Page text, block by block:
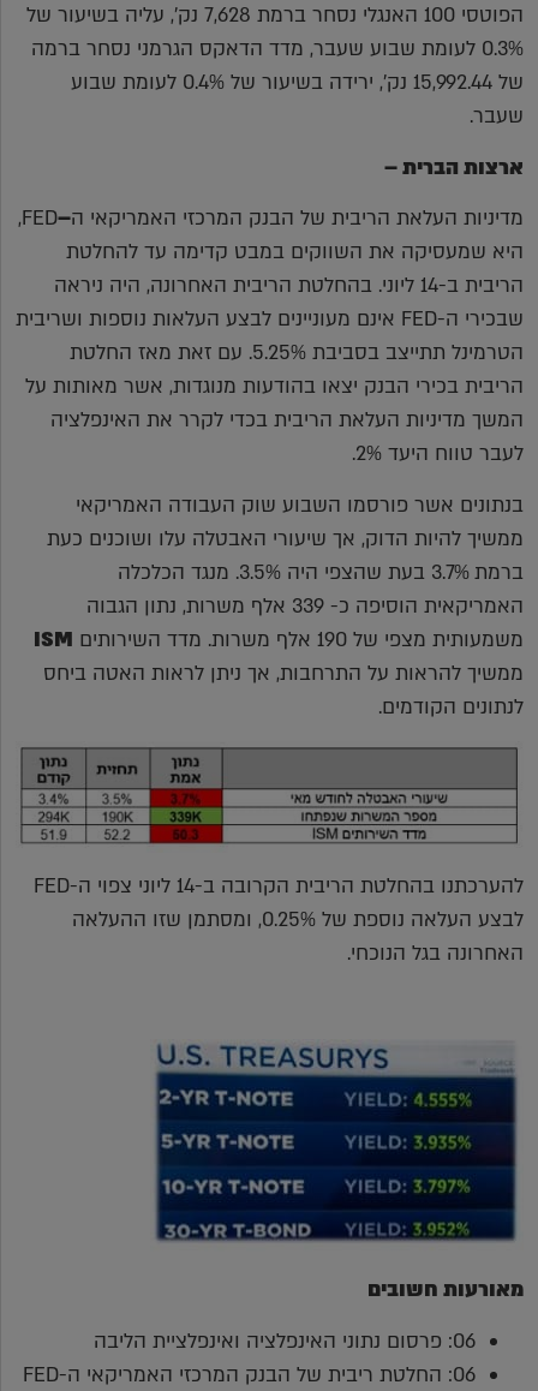
הפוטסי 100 האנגלי נסחר ברמת 7,628 נק', עליה בשיעור של
0.3% לעומת שבוע שעבר, מדד הדאקס הגרמני נסחר ברמה
של 15,992.44 נק', ירידה בשיעור של 0.4% לעומת שבוע
שעבר.
ארצות הברית –
מדיניות העלאת הריבית של הבנק המרכזי האמריקאי ה–
FED,
היא שמעסיקה את השווקים במבט קדימה עד להחלטת
הריבית ב-14 ליוני. בהחלטת הריבית האחרונה, היה ניראה
שבכירי ה-FED אינם מעוניינים לבצע העלאות נוספות ושריבית
הטרמינל תתייצב בסביבת 5.25%. עם זאת מאז החלטת
הריבית בכירי הבנק יצאו בהודעות מנוגדות, אשר מאותות על
המשך מדיניות העלאת הריבית בכדי לקרר את האינפלציה
לעבר טווח היעד 2%.
בנתונים אשר פורסמו השבוע שוק העבודה האמריקאי
ממשיך להיות הדוק, אך שיעורי האבטלה עלו ושוכנים כעת
ברמת 3.7% בעת שהצפי היה 3.5%. מנגד הכלכלה
האמריקאית הוסיפה כ- 339 אלף משרות, נתון הגבוה
משמעותית מצפי של 190 אלף משרות. מדד השירותים
ISM
ממשיך להראות על התרחבות, אך ניתן לראות האטה ביחס
לנתונים הקודמים.
להערכתנו בהחלטת הריבית הקרובה ב-14 ליוני צפוי ה-FED
לבצע העלאה נוספת של 0.25%, ומסתמן שזו ההעלאה
האחרונה בגל הנוכחי.
מאורעות חשובים
06: פרסום נתוני האינפלציה ואינפלציית הליבה
06: החלטת ריבית של הבנק המרכזי האמריקאי ה-FED